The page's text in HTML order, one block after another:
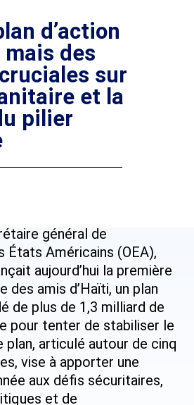
d’action
des
sur
et la
pilier
général de
États Américains (OEA),
aujourd’hui la première
des amis d’Haïti, un plan
de plus de 1,3 milliard de
pour tenter de stabiliser le
plan, articulé autour de cinq
vise à apporter une
aux défis sécuritaires,
et de